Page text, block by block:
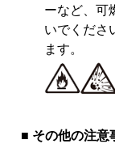
ーなど、可
いでくださ
ます。
■ その他の注意